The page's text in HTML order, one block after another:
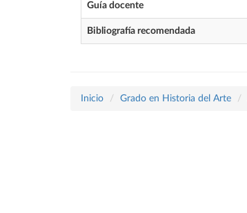
Guía docente
Bibliografía recomendada
Inicio Grado en Historia del Arte